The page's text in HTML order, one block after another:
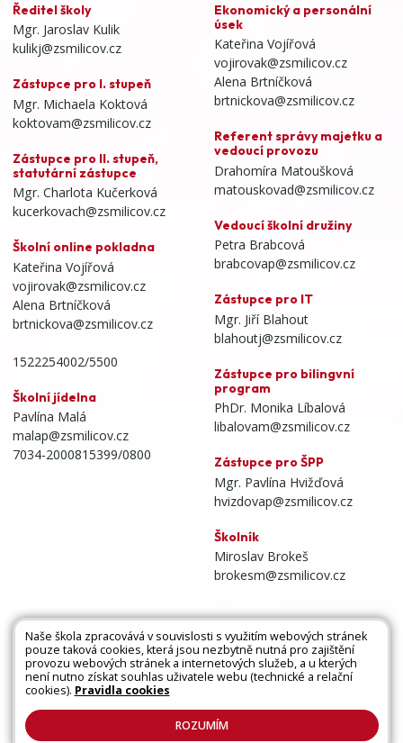
Ředitel školy
Mgr. Jaroslav Kulik
kulikj@zsmilicov.cz
Zástupce pro I. stupeň
Mgr. Michaela Koktová
koktovam@zsmilicov.cz
Zástupce pro II. stupeň,
statutární zástupce
Mgr. Charlota Kučerková
kucerkovach@zsmilicov.cz
Školní online pokladna
Kateřina Vojířová
vojirovak@zsmilicov.cz
Alena Brtníčková
brtnickova@zsmilicov.cz
1522254002/5500
Školní jídelna
Pavlína Malá
malap@zsmilicov.cz
7034-2000815399/0800
Ekonomický a personální
úsek
Kateřina Vojířová
vojirovak@zsmilicov.cz
Alena Brtníčková
brtnickova@zsmilicov.cz
Referent správy majetku a
vedoucí provozu
Drahomíra Matoušková
matouskovad@zsmilicov.cz
Vedoucí školní družiny
Petra Brabcová
brabcovap@zsmilicov.cz
Zástupce pro IT
Mgr. Jiří Blahout
blahoutj@zsmilicov.cz
Zástupce pro bilingvní
program
PhDr. Monika Líbalová
libalovam@zsmilicov.cz
Zástupce pro ŠPP
Mgr. Pavlína Hvižďová
hvizdovap@zsmilicov.cz
Školník
Miroslav Brokeš
brokesm@zsmilicov.cz
Všechna práva vyhrazena. Copyright © 2026 |
Mapa stránek|Kontakty|Přihlásit|Prohlášení
o přístupnosti|
Naše škola zpracovává v souvislosti s využitím webových stránek
pouze taková cookies, která jsou nezbytně nutná pro zajištění
provozu webových stránek a internetových služeb, a u kterých
není nutno získat souhlas uživatele webu (technické a relační
cookies). Pravidla cookies
ROZUMÍM